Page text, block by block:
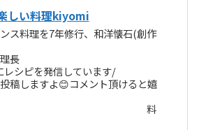
しい料理kiyomi
ス料理を7年修行、和洋懐石(創作
長
シピを発信しています/
稿しますよ😊コメント頂けると嬉